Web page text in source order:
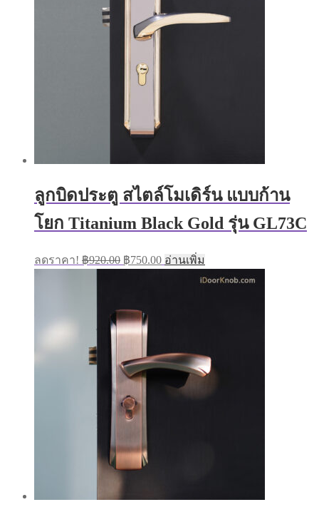
ลูกบิดประตู สไตล์โมเดิร์น แบบก้าน
โยก Titanium Black Gold รุ่น GL73C
ลดราคา! ฿920.00 Original
price
฿750.00Current
price
อ่านเพิ่ม